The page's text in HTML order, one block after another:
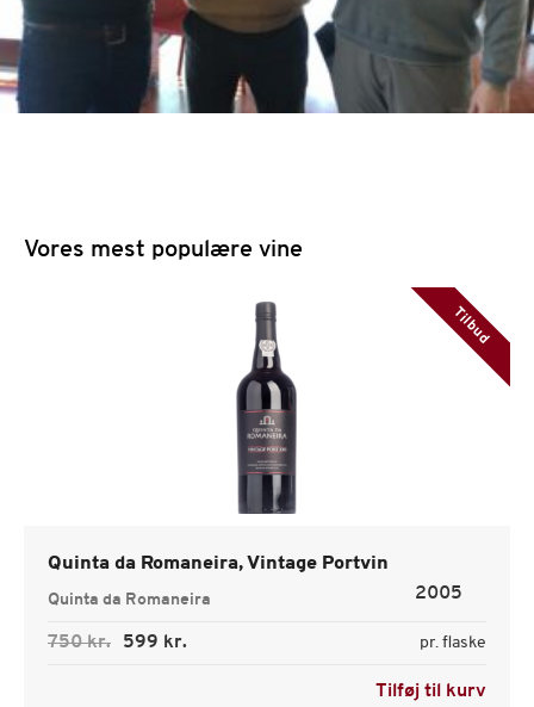
Vores mest populære vine
Tilbud
Quinta da Romaneira, Vintage Portvin
Quinta da Romaneira 2005
750 kr. 599 kr. pr. flaske
Tilføj til kurv